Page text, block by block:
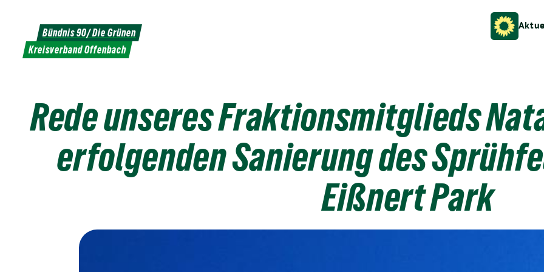
Inhalt
Bündnis 90/ Die Grünen
Kreisverband Offenbach
Rede unseres Fraktionsmitglieds
erfolgenden Sanierung des
Eißnert Park